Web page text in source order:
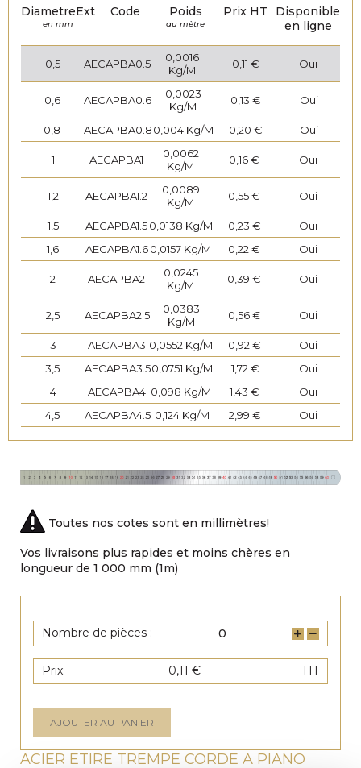
DiametreExt
en mm
Code Poids
au mètre
Prix HT
Disponible
en ligne
0,5 AECAPBA0.5
0,0016
Kg/M
0,11 € Oui
0,6 AECAPBA0.6
0,0023
Kg/M
0,13 € Oui
0,8 AECAPBA0.80,004 Kg/M 0,20 € Oui
1 AECAPBA1
0,0062
Kg/M
0,16 € Oui
1,2 AECAPBA1.2
0,0089
Kg/M
0,55 € Oui
1,5 AECAPBA1.50,0138 Kg/M 0,23 €
Oui
1,6
AECAPBA1.6 0,0157 Kg/M 0,22 € Oui
2 AECAPBA2
0,0245
Kg/M
0,39 € Oui
2,5 AECAPBA2.5
0,0383
Kg/M
0,56 € Oui
3 AECAPBA3 0,0552 Kg/M 0,92 €
Oui
3,5
AECAPBA3.50,0751 Kg/M 1,72 €
Oui
4
AECAPBA4 0,098 Kg/M 1,43 €
Oui
4,5
AECAPBA4.5 0,124 Kg/M 2,99 €
Oui
5
AECAPBA5 0,1531 Kg/M 2,55 €
Oui
8
AECAPBA8 0,3919 Kg/M 7,55 € Oui
Toutes nos cotes sont en millimètres!
Vos livraisons plus rapides et moins chères en
longueur de 1 000 mm (1m)
Nombre de pièces :
Prix: 0,11 € HT
AJOUTER AU PANIER
ACIER ETIRE TREMPE CORDE A PIANO